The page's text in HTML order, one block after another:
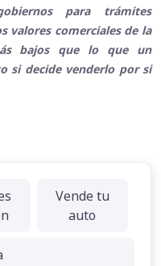
para trámites
valores comerciales de la
bajos que lo que un
si decide venderlo por si
Vende tu
auto